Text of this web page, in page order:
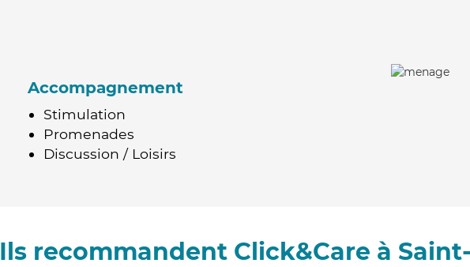
Accompagnement
Stimulation
Promenades
Discussion / Loisirs
Ils recommandent Click&Care à